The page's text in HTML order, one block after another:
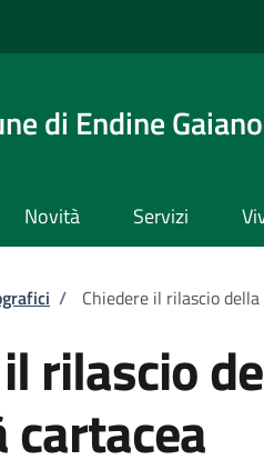
di Endine Gaiano
Novità Servizi
pane
/ Chiedere il rilascio
rilascio